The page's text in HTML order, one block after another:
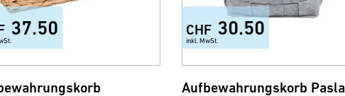
37.50 CHF 30.50
inkl. MwSt.
Aufbewahrungskorb Pasla